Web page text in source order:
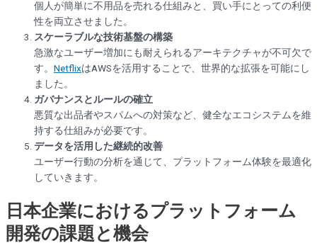
個人が簡単に不用品を売れる仕組みと、買い手にとっての利便
性を両立させました。
スケーラブルな技術基盤の構築
急激なユーザー増加にも耐えられるアーキテクチャが不可欠で
す。 NetflixはAWSを活用することで、世界的な拡張を可能にし
ました。
ガバナンスとルールの確立
悪質な出品者やスパムへの対策など、健全なエコシステムを維
持する仕組みが必要です。
データを活用した継続的改善
ユーザー行動の分析を通じて、プラットフォーム体験を最適化
していきます。
日本企業におけるプラットフォーム
開発の課題と機会